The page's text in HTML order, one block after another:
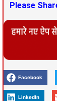
Please
Facebook
LinkedIn